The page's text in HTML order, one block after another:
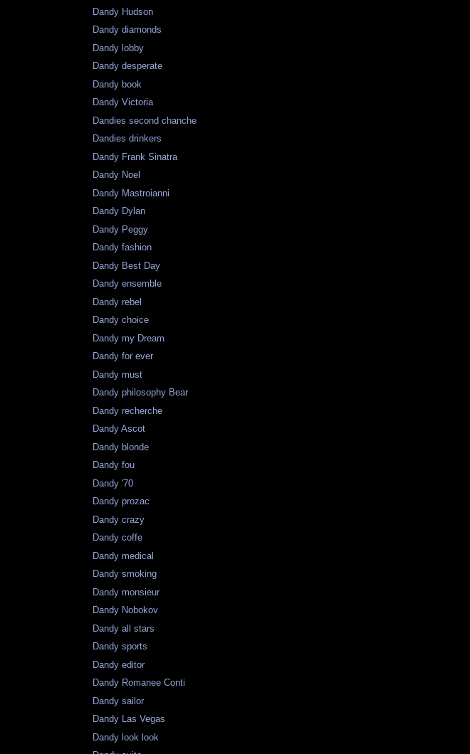
Dandy Hudson
Dandy diamonds
Dandy lobby
Dandy desperate
Dandy book
Dandy Victoria
Dandies second chanche
Dandies drinkers
Dandy Frank Sinatra
Dandy Noel
Dandy Mastroianni
Dandy Dylan
Dandy Peggy
Dandy fashion
Dandy Best Day
Dandy ensemble
Dandy rebel
Dandy choice
Dandy my Dream
Dandy for ever
Dandy must
Dandy philosophy Bear
Dandy recherche
Dandy Ascot
Dandy blonde
Dandy fou
Dandy '70
Dandy prozac
Dandy crazy
Dandy coffe
Dandy medical
Dandy smoking
Dandy monsieur
Dandy Nobokov
Dandy all stars
Dandy sports
Dandy editor
Dandy Romanee Conti
Dandy sailor
Dandy Las Vegas
Dandy look look